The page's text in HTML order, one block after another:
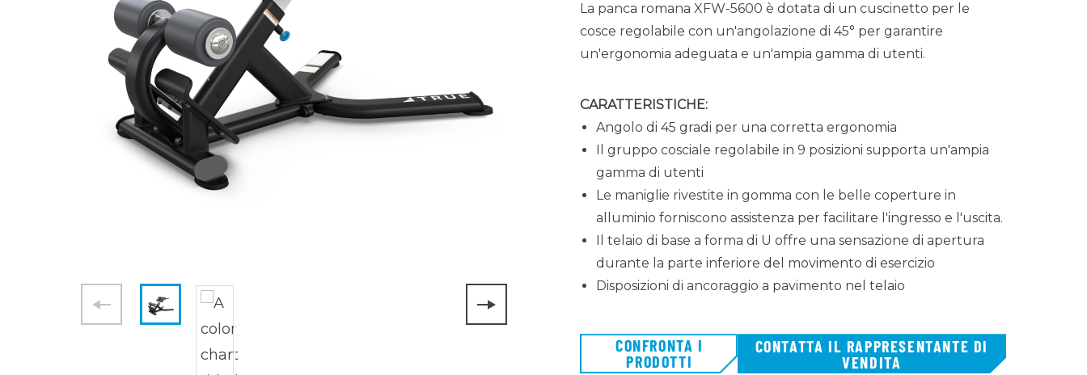
La panca romana XFW-5600 è dotata di un cuscinetto per le
cosce regolabile con un'angolazione di 45° per garantire
un'ergonomia adeguata e un'ampia gamma di utenti.
CARATTERISTICHE:
Angolo di 45 gradi per una corretta ergonomia
Il gruppo cosciale regolabile in 9 posizioni supporta un'ampia
gamma di utenti
Le maniglie rivestite in gomma con le belle coperture in
alluminio forniscono assistenza per facilitare l'ingresso e l'uscita.
Il telaio di base a forma di U offre una sensazione di apertura
durante la parte inferiore del movimento di esercizio
Disposizioni di ancoraggio a pavimento nel telaio
CONFRONTA I
PRODOTTI
CONTATTA IL RAPPRESENTANTE DI
VENDITA